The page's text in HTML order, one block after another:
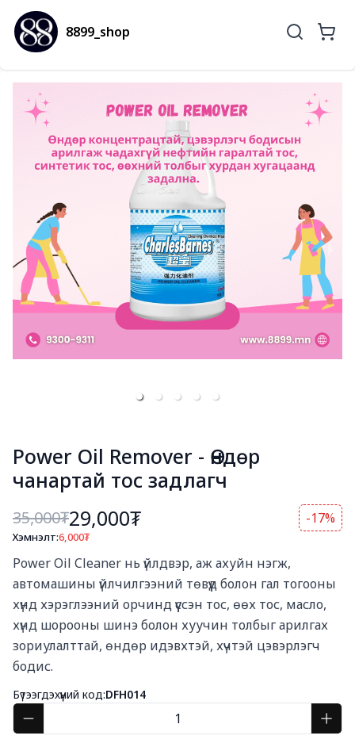
8899_shop
Power Oil Remover - Өндөр
чанартай тос задлагч
35,000₮29,000₮ -17%
Хэмнэлт:6,000₮
Power Oil Cleaner нь үйлдвэр, аж ахуйн нэгж,
автомашины үйлчилгээний төвүүд болон гал тогооны
хүнд хэрэглээний орчинд үүссэн тос, өөх тос, масло,
хүнд шорооны шинэ болон хуучин толбыг арилгах
зориулалттай, өндөр идэвхтэй, хүчтэй цэвэрлэгч
бодис.
Бүтээгдэхүүний код:DFH014